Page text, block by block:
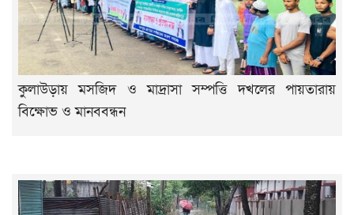
কুলাউড়ায় মসজিদ ও মাদ্রাসা সম্পত্তি দখলের পায়তারায়
বিক্ষোভ ও মানববন্ধন